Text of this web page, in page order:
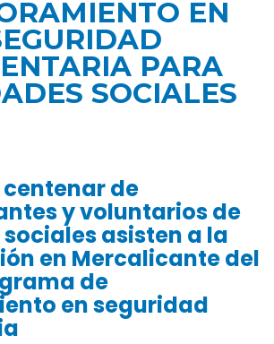
EN
PARA
SOCIALES
centenar de
y voluntarios de
asisten a la
en Mercalicante del
de
en seguridad